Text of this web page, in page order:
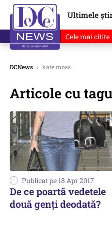
Ultimele
Cele mai citite
DCNews › kate moss
Articole cu
Publicat pe 18 Apr 2017
De ce poartă vedetele
două genți deodată?